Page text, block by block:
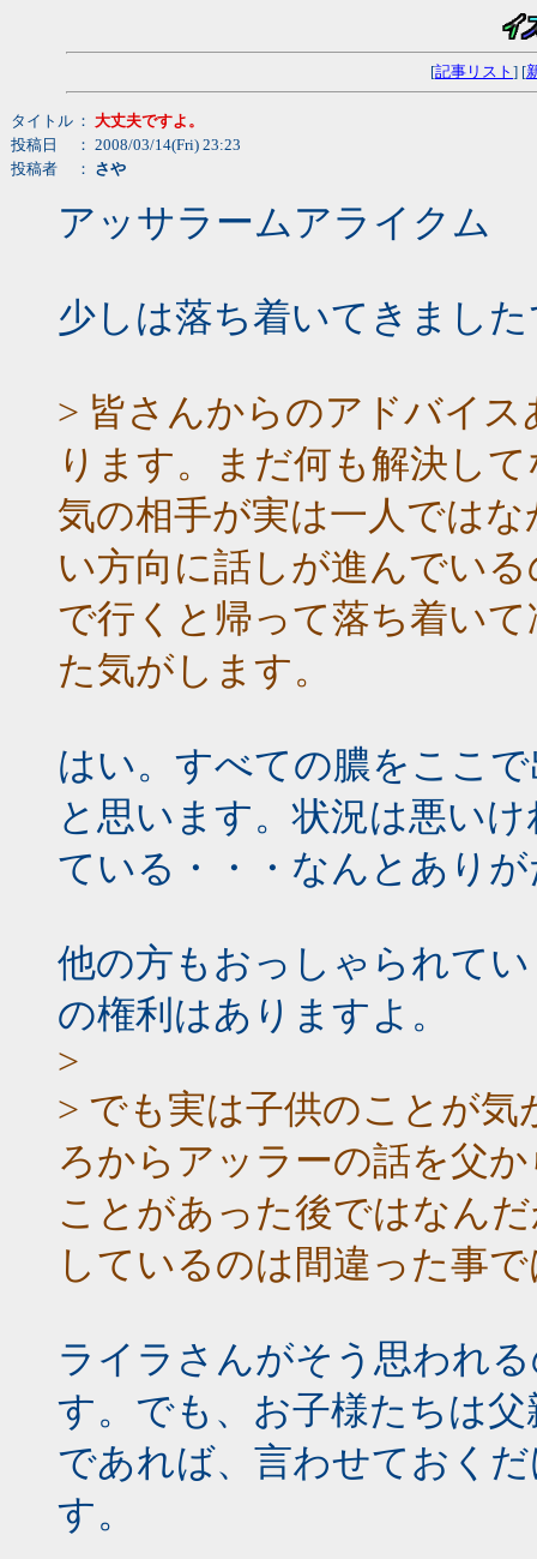
[記事リスト ] [
タイトル ： 大丈夫ですよ。
投稿日
： 2008/03/14(Fri) 23:23
投稿者
： さや
アッサラームアライクム
少しは落ち着いてきまし
> 皆さんからのアドバイ
ります。まだ何も解決し
気の相手が実は一人では
い方向に話しが進んでい
で行くと帰って落ち着い
た気がします。
はい。すべての膿をここ
と思います。状況は悪い
ている・・・なんとあり
他の方もおっしゃられて
の権利はありますよ。
>
> でも実は子供のことが
ろからアッラーの話を父
ことがあった後ではなん
しているのは間違った事
ライラさんがそう思われ
す。でも、お子様たちは
であれば、言わせておく
す。